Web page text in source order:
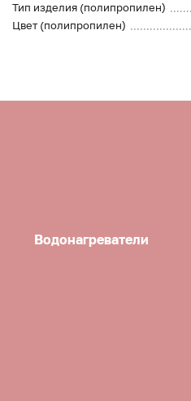
Тип изделия (полипропилен)
Цвет (полипропилен)
Водонагреватели